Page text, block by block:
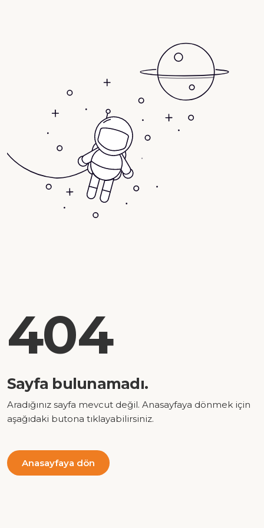
404
Sayfa bulunamadı.
Aradığınız sayfa mevcut değil. Anasayfaya dönmek için
aşağıdaki butona tıklayabilirsiniz.
Anasayfaya dön